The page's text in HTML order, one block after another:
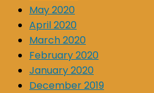
May 2020
April 2020
March 2020
February 2020
January 2020
December 2019